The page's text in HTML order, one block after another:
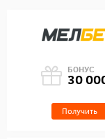
БОНУС
30
Получить